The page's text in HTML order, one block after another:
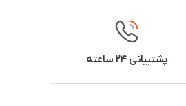
پشتیبانی ۲۴ ساعته